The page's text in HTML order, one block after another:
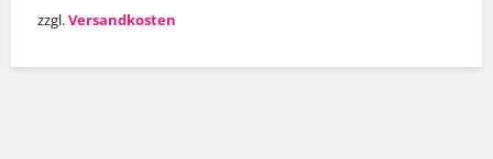
zzgl.Versandkosten